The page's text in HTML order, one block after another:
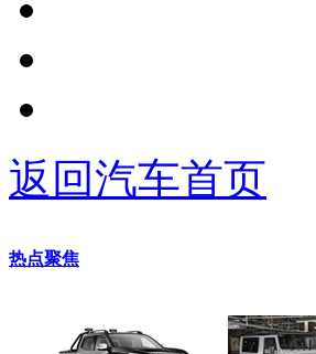
返回汽车首页
热点聚焦